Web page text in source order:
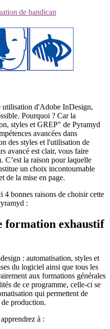
de handicap
utilisation d'Adobe InDesign,
Pourquoi ? Car la
styles et GREP" de Pyramyd
avancées dans
des styles et l'utilisation de
avancé est clair, vous faire
C’est la raison pour laquelle
un choix incontournable
de la mise en page.
4 bonnes raisons de choisir cette
:
formation exhaustif
: automatisation, styles et
du logiciel ainsi que tous les
aux formations générales
de ce programme, celle-ci se
qui permettent de
production.
à :